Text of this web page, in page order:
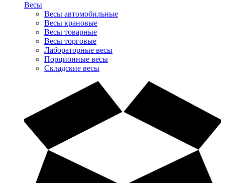
Весы
Весы автомобильные
Весы крановые
Весы товарные
Весы торговые
Лабораторные весы
Порционные весы
Складские весы